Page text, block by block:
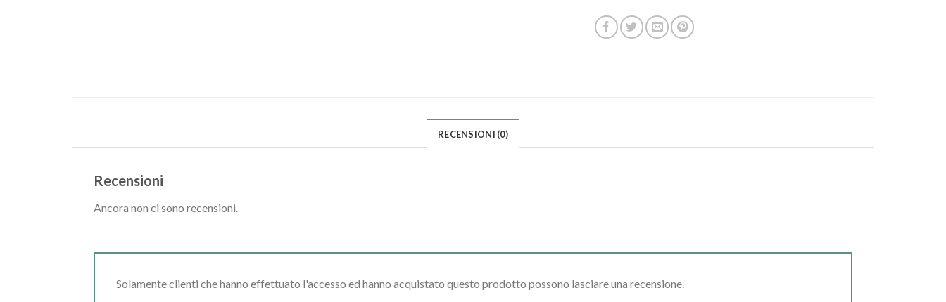
RECENSIONI (0)
Recensioni
Ancora non ci sono recensioni.
Solamente clienti che hanno effettuato l'accesso ed hanno acquistato questo prodotto possono lasciare una recensione.